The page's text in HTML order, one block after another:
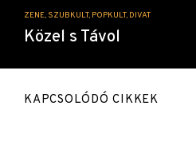
ZENE, SZUBKULT, POPKULT, DIVAT
Közel s Távol
KAPCSOLÓDÓ CIKKEK